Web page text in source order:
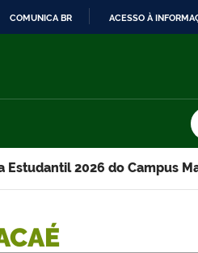
COMUNICA BR ACESSO À
Estudantil 2026 do Campus